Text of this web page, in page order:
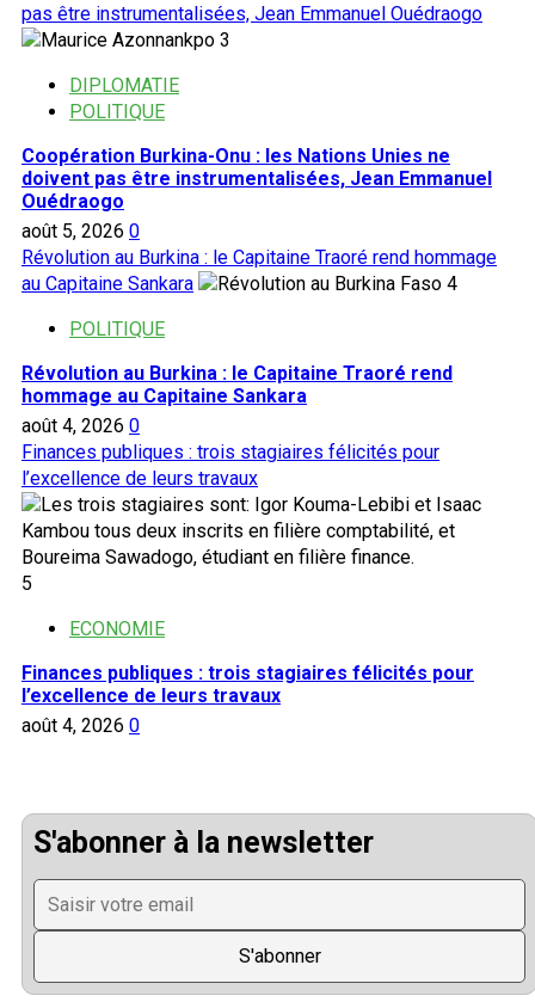
pas être instrumentalisées, Jean Emmanuel Ouédraogo
3
DIPLOMATIE
POLITIQUE
Coopération Burkina-Onu : les Nations Unies ne
doivent pas être instrumentalisées, Jean Emmanuel
Ouédraogo
août 5, 2026 0
Révolution au Burkina : le Capitaine Traoré rend hommage
au Capitaine Sankara
4
POLITIQUE
Révolution au Burkina : le Capitaine Traoré rend
hommage au Capitaine Sankara
août 4, 2026 0
Finances publiques : trois stagiaires félicités pour
l’excellence de leurs travaux
5
ECONOMIE
Finances publiques : trois stagiaires félicités pour
l’excellence de leurs travaux
août 4, 2026 0
S'abonner à la newsletter